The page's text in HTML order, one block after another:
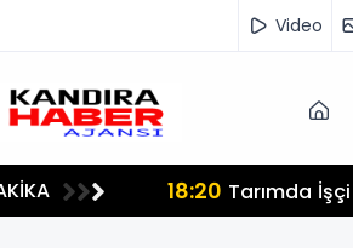
Video
Tarimiscisi.com